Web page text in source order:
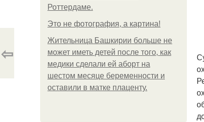
Роттердаме.
Это не фотография, а картина!
Жительница Башкирии больше не
может иметь детей после того, как
медики сделали ей аборт на
шестом месяце беременности и
оставили в матке плаценту.
⇦